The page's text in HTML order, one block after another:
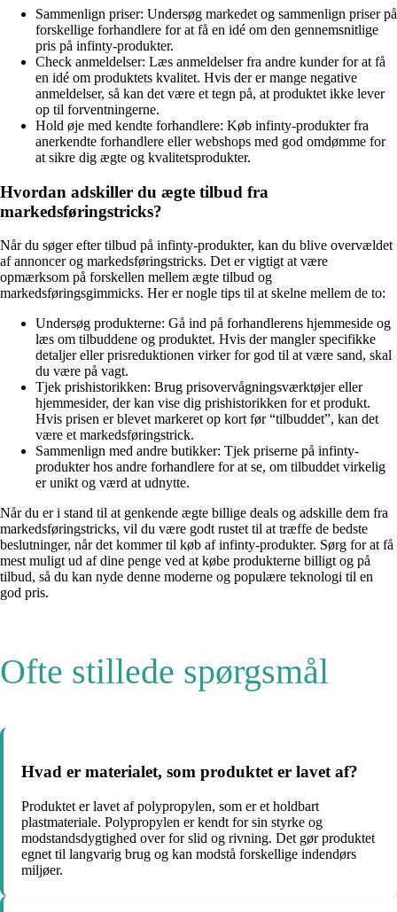
Sammenlign priser: Undersøg markedet og sammenlign priser på
forskellige forhandlere for at få en idé om den gennemsnitlige
pris på infinty-produkter.
Check anmeldelser: Læs anmeldelser fra andre kunder for at få
en idé om produktets kvalitet. Hvis der er mange negative
anmeldelser, så kan det være et tegn på, at produktet ikke lever
op til forventningerne.
Hold øje med kendte forhandlere: Køb infinty-produkter fra
anerkendte forhandlere eller webshops med god omdømme for
at sikre dig ægte og kvalitetsprodukter.
Hvordan adskiller du ægte tilbud fra
markedsføringstricks?
Når du søger efter tilbud på infinty-produkter, kan du blive overvældet
af annoncer og markedsføringstricks. Det er vigtigt at være
opmærksom på forskellen mellem ægte tilbud og
markedsføringsgimmicks. Her er nogle tips til at skelne mellem de to:
Undersøg produkterne: Gå ind på forhandlerens hjemmeside og
læs om tilbuddene og produktet. Hvis der mangler specifikke
detaljer eller prisreduktionen virker for god til at være sand, skal
du være på vagt.
Tjek prishistorikken: Brug prisovervågningsværktøjer eller
hjemmesider, der kan vise dig prishistorikken for et produkt.
Hvis prisen er blevet markeret op kort før “tilbuddet”, kan det
være et markedsføringstrick.
Sammenlign med andre butikker: Tjek priserne på infinty-
produkter hos andre forhandlere for at se, om tilbuddet virkelig
er unikt og værd at udnytte.
Når du er i stand til at genkende ægte billige deals og adskille dem fra
markedsføringstricks, vil du være godt rustet til at træffe de bedste
beslutninger, når det kommer til køb af infinty-produkter. Sørg for at få
mest muligt ud af dine penge ved at købe produkterne billigt og på
tilbud, så du kan nyde denne moderne og populære teknologi til en
god pris.
Ofte stillede spørgsmål
Hvad er materialet, som produktet er lavet af?
Produktet er lavet af polypropylen, som er et holdbart
plastmateriale. Polypropylen er kendt for sin styrke og
modstandsdygtighed over for slid og rivning. Det gør produktet
egnet til langvarig brug og kan modstå forskellige indendørs
miljøer.